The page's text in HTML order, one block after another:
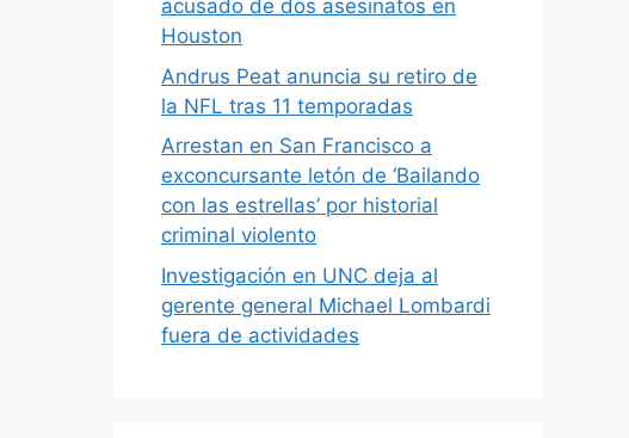
acusado de dos asesinatos en
Houston
Andrus Peat anuncia su retiro de
la NFL tras 11 temporadas
Arrestan en San Francisco a
exconcursante letón de ‘Bailando
con las estrellas’ por historial
criminal violento
Investigación en UNC deja al
gerente general Michael Lombardi
fuera de actividades